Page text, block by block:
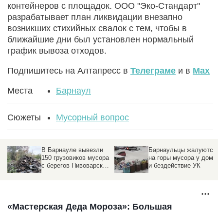
контейнеров с площадок. ООО "Эко-Стандарт"
разрабатывает план ликвидации внезапно
возникших стихийных свалок с тем, чтобы в
ближайшие дни был установлен нормальный
график вывоза отходов.
Подпишитесь на Алтапресс в Телеграме и в Max
Места Барнаул
Сюжеты Мусорный вопрос
В Барнауле вывезли
150 грузовиков мусора
с берегов Пивоварского
Барнаульцы жалуются
на горы мусора у дома
и бездействие УК
«Мастерская Деда Мороза»: Большая